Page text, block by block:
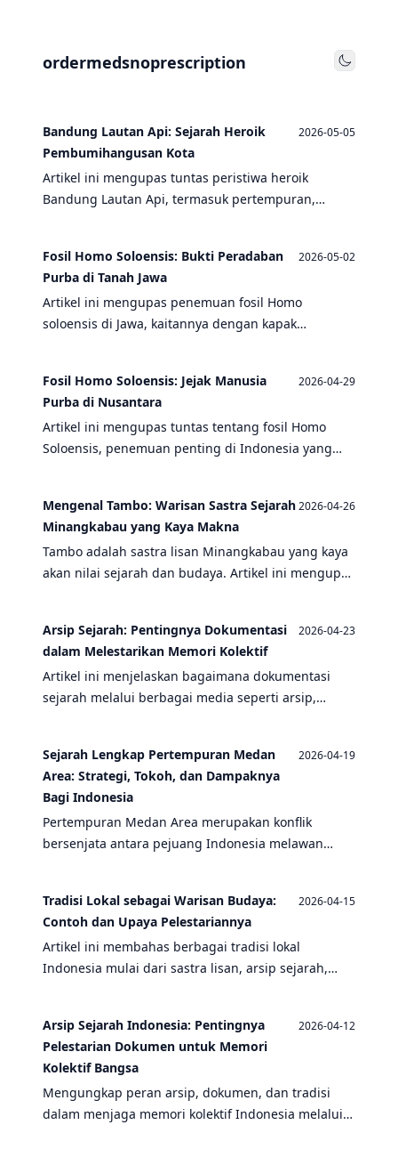
ordermedsnoprescription Toggle
Bandung Lautan Api: Sejarah Heroik
Pembumihangusan Kota
2026-05-05
Artikel ini mengupas tuntas peristiwa heroik
Bandung Lautan Api, termasuk pertempuran,
sejarah. Simak juga bagaimana semangat
perjuangan ini terhubung dengan nilai-nilai
kepahlawanan.
Fosil Homo Soloensis: Bukti Peradaban
Purba di Tanah Jawa
2026-05-02
Artikel ini mengupas penemuan fosil Homo
soloensis di Jawa, kaitannya dengan kapak
Fosil Homo Soloensis: Jejak Manusia
Purba di Nusantara
2026-04-29
Artikel ini mengupas tuntas tentang fosil Homo
Soloensis, penemuan penting di Indonesia yang
dengan tradisi serta sastra lisan.
Mengenal Tambo: Warisan Sastra Sejarah
Minangkabau yang Kaya Makna
2026-04-26
Tambo adalah sastra lisan Minangkabau yang kaya
akan nilai sejarah dan budaya. Artikel ini mengupas
Arsip Sejarah: Pentingnya Dokumentasi
dalam Melestarikan Memori Kolektif
2026-04-23
Artikel ini menjelaskan bagaimana dokumentasi
sejarah melalui berbagai media seperti arsip,
bangsa Indonesia.
Sejarah Lengkap Pertempuran Medan
Area: Strategi, Tokoh, dan Dampaknya
Bagi Indonesia
2026-04-19
Pertempuran Medan Area merupakan konflik
bersenjata antara pejuang Indonesia melawan
mengulas strategi militer, tokoh-tokoh kunci, serta
dampak historisnya bagi perjuangan kemerdekaan
Indonesia, dengan konteks budaya lokal seperti
tradisi lisan dan arsip sejarah.
Tradisi Lokal sebagai Warisan Budaya:
Contoh dan Upaya Pelestariannya
2026-04-15
Artikel ini membahas berbagai tradisi lokal
Indonesia mulai dari sastra lisan, arsip sejarah,
Arsip Sejarah Indonesia: Pentingnya
Pelestarian Dokumen untuk Memori
Kolektif Bangsa
2026-04-12
Mengungkap peran arsip, dokumen, dan tradisi
dalam menjaga memori kolektif Indonesia melalui